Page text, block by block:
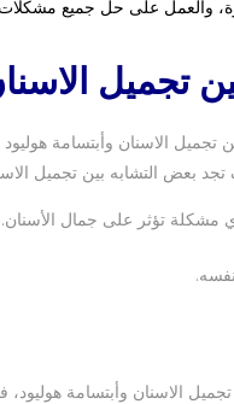
والعمل على حل جميع
تجميل
تجميل الاسنان وأبتسامة
بعض التشابه بين تجميل
مشكلة تؤثر على جمال الأسنان.
الاسنان وأبتسامة